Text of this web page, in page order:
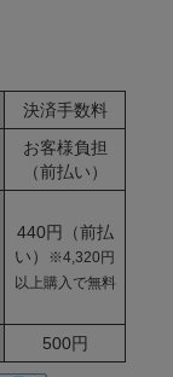
決済手数料
お客様負担
（前払い）
440円（前払
い）
※4,320円
以上購入で無料
500円